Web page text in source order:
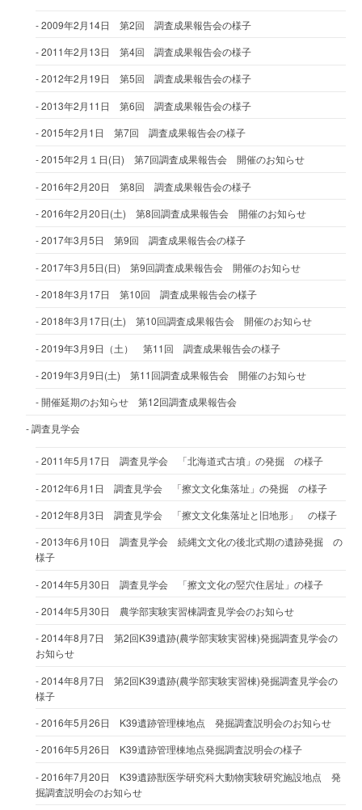
2009年2月14日 第2回 調査成果報告会の様子
2011年2月13日 第4回 調査成果報告会の様子
2012年2月19日 第5回 調査成果報告会の様子
2013年2月11日 第6回 調査成果報告会の様子
2015年2月1日 第7回 調査成果報告会の様子
2015年2月１日(日) 第7回調査成果報告会 開催のお知らせ
2016年2月20日 第8回 調査成果報告会の様子
2016年2月20日(土) 第8回調査成果報告会 開催のお知らせ
2017年3月5日 第9回 調査成果報告会の様子
2017年3月5日(日) 第9回調査成果報告会 開催のお知らせ
2018年3月17日 第10回 調査成果報告会の様子
2018年3月17日(土) 第10回調査成果報告会 開催のお知らせ
2019年3月9日（土） 第11回 調査成果報告会の様子
2019年3月9日(土) 第11回調査成果報告会 開催のお知らせ
開催延期のお知らせ 第12回調査成果報告会
調査見学会
2011年5月17日 調査見学会 「北海道式古墳」の発掘 の様子
2012年6月1日 調査見学会 「擦文文化集落址」の発掘 の様子
2012年8月3日 調査見学会 「擦文文化集落址と旧地形」 の様子
2013年6月10日 調査見学会 続縄文文化の後北式期の遺跡発掘 の
様子
2014年5月30日 調査見学会 「擦文文化の竪穴住居址」の様子
2014年5月30日 農学部実験実習棟調査見学会のお知らせ
2014年8月7日 第2回K39遺跡(農学部実験実習棟)発掘調査見学会の
お知らせ
2014年8月7日 第2回K39遺跡(農学部実験実習棟)発掘調査見学会の
様子
2016年5月26日 K39遺跡管理棟地点 発掘調査説明会のお知らせ
2016年5月26日 K39遺跡管理棟地点発掘調査説明会の様子
2016年7月20日 K39遺跡獣医学研究科大動物実験研究施設地点 発
掘調査説明会のお知らせ